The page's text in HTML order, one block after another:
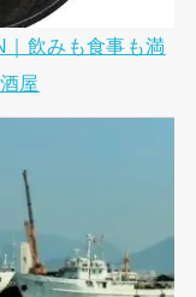
｜飲みも食事も満
屋